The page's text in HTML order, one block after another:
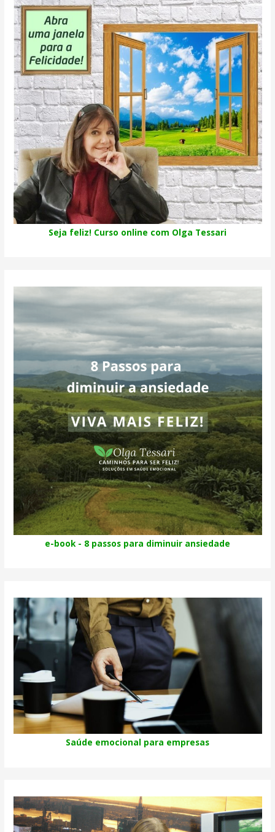
Seja feliz! Curso online com Olga Tessari
e-book - 8 passos para diminuir ansiedade
Saúde emocional para empresas